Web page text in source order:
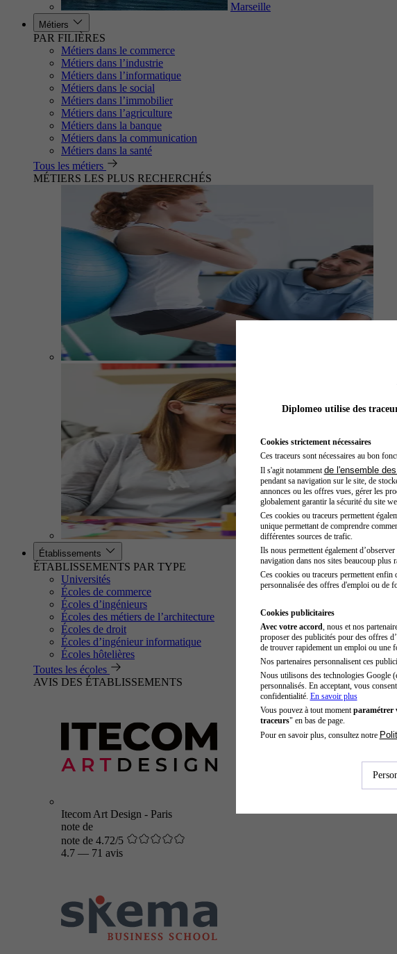
Marseille
Métiers
PAR FILIÈRES
Métiers dans le commerce
Métiers dans l’industrie
Métiers dans l’informatique
Métiers dans le social
Métiers dans l’immobilier
Métiers dans l’agriculture
Métiers dans la banque
Métiers dans la communication
Métiers dans la santé
Tous les métiers
MÉTIERS LES PLUS RECHERCHÉS
Établissements
ÉTABLISSEMENTS PAR TYPE
Universités
Écoles de commerce
Écoles d’ingénieurs
Écoles des métiers de l’architecture
Écoles de droit
Écoles d’ingénieur informatique
Écoles hôtelières
Toutes les écoles
AVIS DES ÉTABLISSEMENTS
Itecom Art Design - Paris
note de
note de 4.72/5
4.7 — 71 avis
Diplomeo utilise des
Cookies strictement nécessaires
Ces traceurs sont nécessaires au bon
Il s'agit notamment de l'ensemble
pendant sa navigation sur le site, de
annonces ou les offres vues, gérer les
globalement garantir la sécurité du site
Ces cookies ou traceurs permettent
unique permettant de comprendre
différentes sources de trafic.
Ils nous permettent également
navigation dans nos sites beaucoup plus
Ces cookies ou traceurs permettent enfin
personnalisée des offres d'emploi ou de
Cookies publicitaires
Avec votre accord , nous et nos
proposer des publicités pour des offres
de trouver rapidement un emploi ou une
Nos partenaires personnalisent ces
Nous utilisons des technologies Google
personnalisés. En acceptant, vous
confidentialité. En savoir plus
Vous pouvez à tout moment paramétrer
traceurs" en bas de page.
Pour en savoir plus, consultez notre